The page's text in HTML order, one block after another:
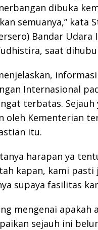
dibuka
semuanya,” kata
Bandar
saat
Internasional
terbatas.
oleh Kementerian
itu.
harapan ya
kapan, kami pasti
supaya fasilitas
mengenai apakah
sejauh ini